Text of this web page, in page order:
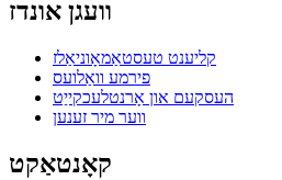
וועגן אונדז
קליענט טעסטאַמאָוניאַלז
פירמע וואַלועס
העסקעם און אָרנטלעכקייַט
ווער מיר זענען
קאָנטאַקט